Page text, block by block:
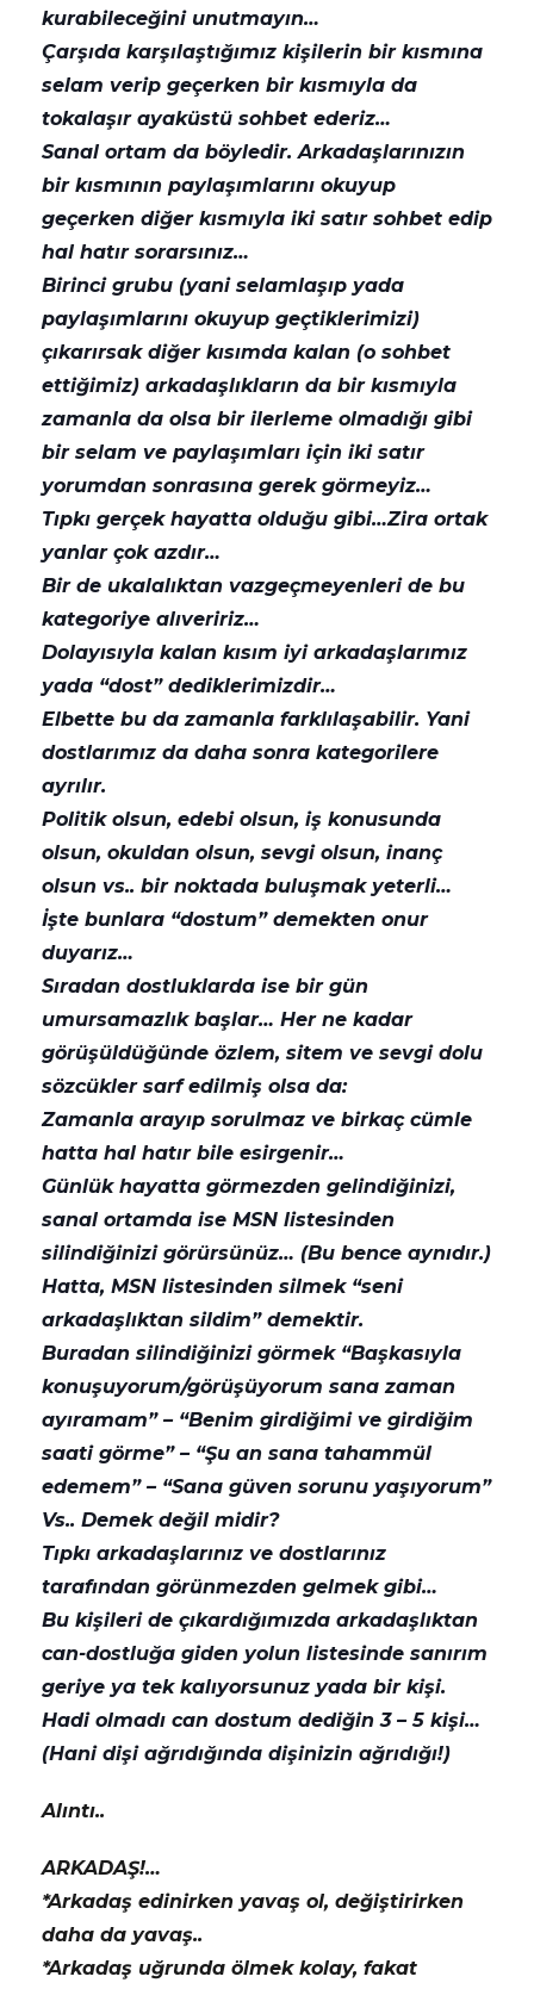
kurabileceğini unutmayın…
Çarşıda karşılaştığımız kişilerin bir kısmına
selam verip geçerken bir kısmıyla da
tokalaşır ayaküstü sohbet ederiz…
Sanal ortam da böyledir. Arkadaşlarınızın
bir kısmının paylaşımlarını okuyup
geçerken diğer kısmıyla iki satır sohbet edip
hal hatır sorarsınız…
Birinci grubu (yani selamlaşıp yada
paylaşımlarını okuyup geçtiklerimizi)
çıkarırsak diğer kısımda kalan (o sohbet
ettiğimiz) arkadaşlıkların da bir kısmıyla
zamanla da olsa bir ilerleme olmadığı gibi
bir selam ve paylaşımları için iki satır
yorumdan sonrasına gerek görmeyiz…
Tıpkı gerçek hayatta olduğu gibi…Zira ortak
yanlar çok azdır…
Bir de ukalalıktan vazgeçmeyenleri de bu
kategoriye alıveririz…
Dolayısıyla kalan kısım iyi arkadaşlarımız
yada “dost” dediklerimizdir…
Elbette bu da zamanla farklılaşabilir. Yani
dostlarımız da daha sonra kategorilere
ayrılır.
Politik olsun, edebi olsun, iş konusunda
olsun, okuldan olsun, sevgi olsun, inanç
olsun vs.. bir noktada buluşmak yeterli…
İşte bunlara “dostum” demekten onur
duyarız…
Sıradan dostluklarda ise bir gün
umursamazlık başlar… Her ne kadar
görüşüldüğünde özlem, sitem ve sevgi dolu
sözcükler sarf edilmiş olsa da:
Zamanla arayıp sorulmaz ve birkaç cümle
hatta hal hatır bile esirgenir…
Günlük hayatta görmezden gelindiğinizi,
sanal ortamda ise MSN listesinden
silindiğinizi görürsünüz… (Bu bence aynıdır.)
Hatta, MSN listesinden silmek “seni
arkadaşlıktan sildim” demektir.
Buradan silindiğinizi görmek “Başkasıyla
konuşuyorum/görüşüyorum sana zaman
ayıramam” – “Benim girdiğimi ve girdiğim
saati görme” – “Şu an sana tahammül
edemem” – “Sana güven sorunu yaşıyorum”
Vs.. Demek değil midir?
Tıpkı arkadaşlarınız ve dostlarınız
tarafından görünmezden gelmek gibi…
Bu kişileri de çıkardığımızda arkadaşlıktan
can-dostluğa giden yolun listesinde sanırım
geriye ya tek kalıyorsunuz yada bir kişi.
Hadi olmadı can dostum dediğin 3 – 5 kişi…
(Hani dişi ağrıdığında dişinizin ağrıdığı!)
Alıntı..
ARKADAŞ!…
*Arkadaş edinirken yavaş ol, değiştirirken
daha da yavaş..
*Arkadaş uğrunda ölmek kolay, fakat